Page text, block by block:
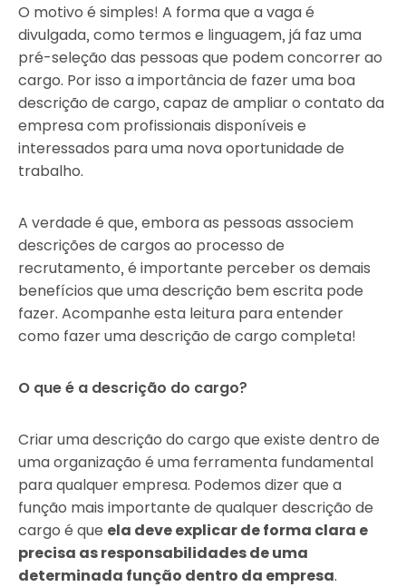
O motivo é simples! A forma que a vaga é
divulgada, como termos e linguagem, já faz uma
pré-seleção das pessoas que podem concorrer ao
cargo. Por isso a importância de fazer uma boa
descrição de cargo, capaz de ampliar o contato da
empresa com profissionais disponíveis e
interessados para uma nova oportunidade de
trabalho.
A verdade é que, embora as pessoas associem
descrições de cargos ao processo de
recrutamento, é importante perceber os demais
benefícios que uma descrição bem escrita pode
fazer. Acompanhe esta leitura para entender
como fazer uma descrição de cargo completa!
O que é a descrição do cargo?
Criar uma descrição do cargo que existe dentro de
uma organização é uma ferramenta fundamental
para qualquer empresa. Podemos dizer que a
função mais importante de qualquer descrição de
cargo é que ela deve explicar de forma clara e
precisa as responsabilidades de uma
determinada função dentro da empresa.